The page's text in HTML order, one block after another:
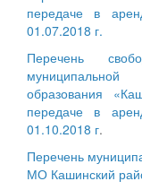
передаче в
01.07.2018 г.
Перечень
муниципальной
образования
передаче в
01.10.2018 г.
Перечень
МО Кашинский